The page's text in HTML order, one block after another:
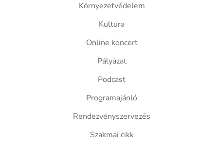
Környezetvédelem
Kultúra
Online koncert
Pályázat
Podcast
Programajánló
Rendezvényszervezés
Szakmai cikk